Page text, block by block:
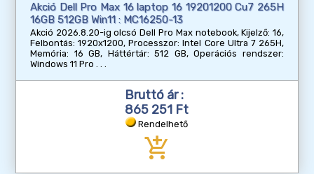
Akció Dell Pro Max 16 laptop 16 19201200 Cu7 265H
16GB 512GB Win11 : MC16250-13
Akció 2026.8.20-ig olcsó Dell Pro Max notebook, Kijelző: 16,
Felbontás: 1920x1200, Processzor: Intel Core Ultra 7 265H,
Memória: 16 GB, Háttértár: 512 GB, Operációs rendszer:
Windows 11 Pro
Bruttó ár :
865 251 Ft
Rendelhető
add_shopping_cart